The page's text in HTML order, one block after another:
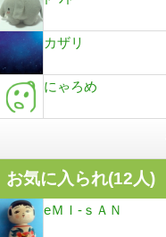
カザリ
にゃろめ
お気に入られ(12人)
eＭＩ-ｓＡＮ